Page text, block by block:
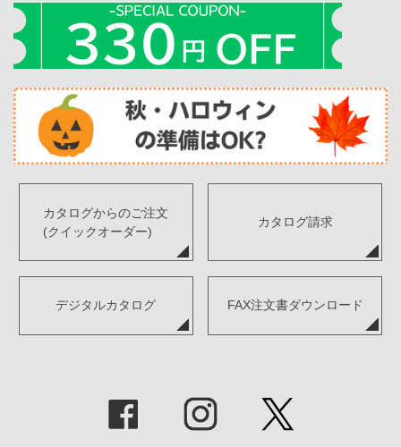
カタログからのご注文
(クイックオーダー)
カタログ請求
デジタルカタログ FAX注文書ダウンロード